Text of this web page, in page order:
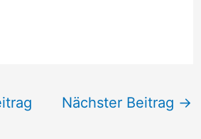
Nächster Beitrag →